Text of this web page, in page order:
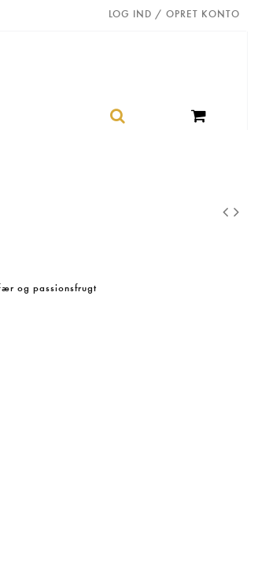
LOG IND / OPRET KONTO
og passionsfrugt